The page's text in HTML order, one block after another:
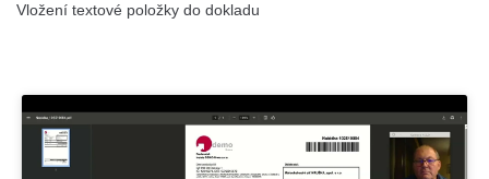
Vložení textové položky do dokladu